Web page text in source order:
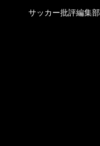
サッカー批評編集部